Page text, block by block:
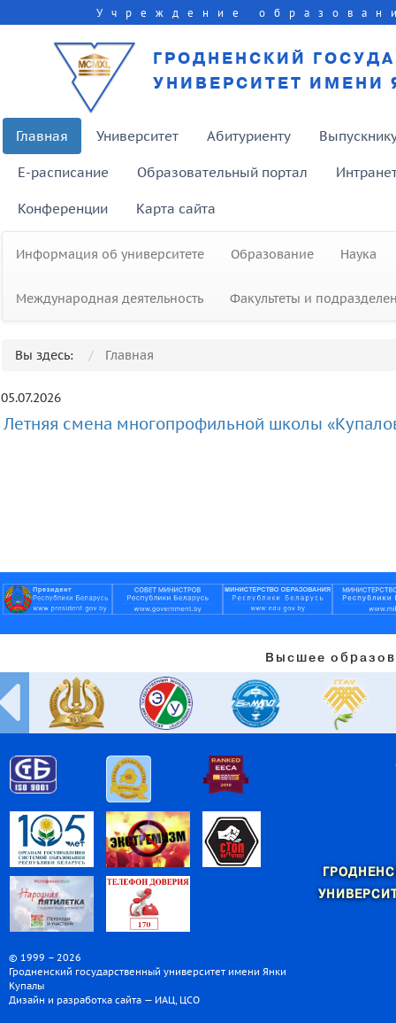
Учреждение
ГРОДНЕНСКИЙ
УНИВЕРСИТЕТ ИМЕНИ
Главная Университет Абитуриенту
E-расписание Образовательный портал
Конференции Карта сайта
Информация об университете Образование Наука
Международная деятельность Факультеты и
Вы здесь: Главная
05.07.2026
Летняя смена многопрофильной школы
Высшее
© 1999 – 2026
Гродненский государственный университет имени Янки
Купалы
Дизайн и разработка сайта — ИАЦ, ЦСО